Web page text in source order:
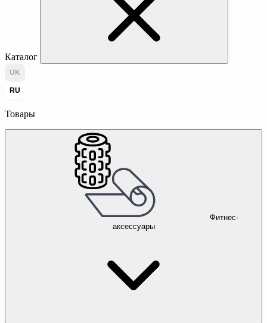
Каталог
UK
RU
Товары
Фитнес-
аксессуары